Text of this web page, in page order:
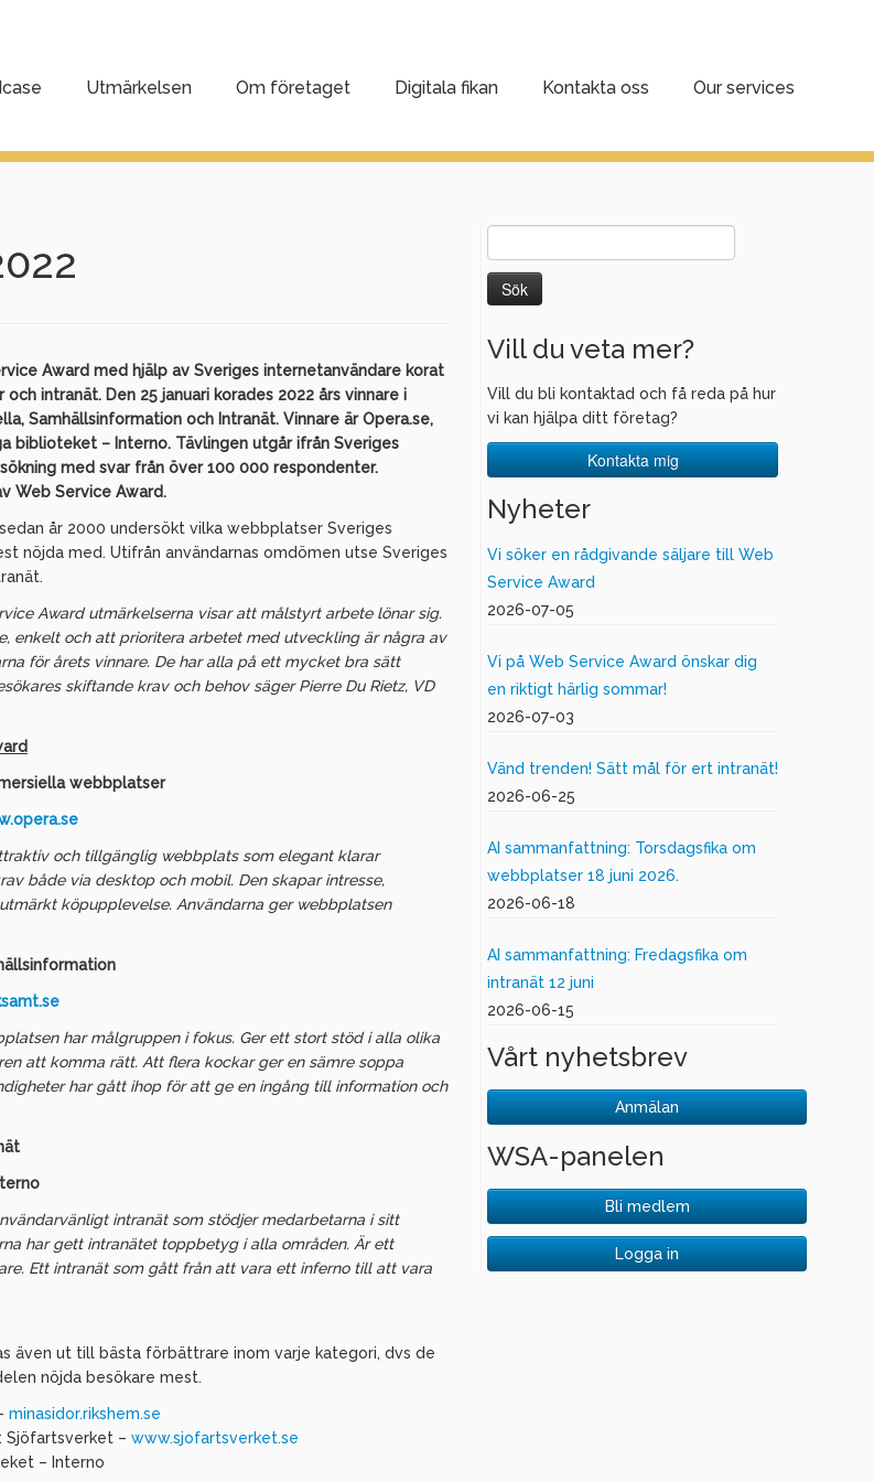
Utmärkelsen Om företaget Digitala fikan Kontakta oss
Our services
Award med hjälp av Sveriges internetanvändare korat
intranät. Den 25 januari korades 2022 års vinnare i
Samhällsinformation och Intranät. Vinnare är Opera.se,
biblioteket – Interno. Tävlingen utgår ifrån Sveriges
med svar från över 100 000 respondenter.
Web Service Award.
år 2000 undersökt vilka webbplatser Sveriges
nöjda med. Utifrån användarnas omdömen utse Sveriges
Award utmärkelserna visar att målstyrt arbete lönar sig.
enkelt och att prioritera arbetet med utveckling är några av
för årets vinnare. De har alla på ett mycket bra sätt
skiftande krav och behov säger Pierre Du Rietz, VD
webbplatser
och tillgänglig webbplats som elegant klarar
både via desktop och mobil. Den skapar intresse,
köpupplevelse. Användarna ger webbplatsen
har målgruppen i fokus. Ger ett stort stöd i alla olika
att komma rätt. Att flera kockar ger en sämre soppa
har gått ihop för att ge en ingång till information och
intranät som stödjer medarbetarna i sitt
har gett intranätet toppbetyg i alla områden. Är ett
Ett intranät som gått från att vara ett inferno till att vara
även ut till bästa förbättrare inom varje kategori, dvs de
nöjda besökare mest.
minasidor.rikshem.se
Sjöfartsverket – www.sjofartsverket.se
– Interno
efter:
Vill du veta mer?
Vill du bli kontaktad och få reda på hur
vi kan hjälpa ditt företag?
Kontakta mig
Nyheter
Vi söker en rådgivande säljare till Web
Service Award
2026-07-05
Vi på Web Service Award önskar dig
en riktigt härlig sommar!
2026-07-03
Vänd trenden! Sätt mål för ert intranät!
2026-06-25
AI sammanfattning: Torsdagsfika om
webbplatser 18 juni 2026.
2026-06-18
AI sammanfattning: Fredagsfika om
intranät 12 juni
2026-06-15
Vårt nyhetsbrev
Anmälan
WSA-panelen
Bli medlem
Logga in